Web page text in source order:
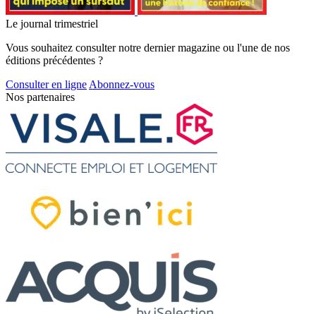
Le journal trimestriel
Vous souhaitez consulter notre dernier magazine ou l'une de nos
éditions précédentes ?
Consulter en ligne Abonnez-vous
Nos partenaires